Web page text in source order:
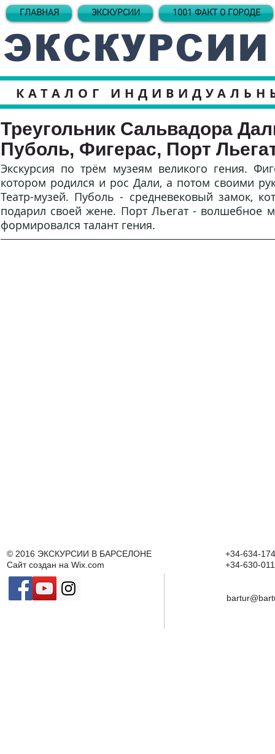
ГЛАВНАЯ ЭКСКУРСИИ 1001 ФАКТ О ГОРОДЕ
КАТАЛОГ
Треугольник Сальвадора
Пуболь, Фигерас, Порт
Экскурсия по трём музеям великого гения.
котором родился и рос Дали, а потом своими
Театр-музей. Пуболь - средневековый замок,
подарил своей жене. Порт Льегат - волшебное
формировался талант гения.
© 2016 ЭКСКУРСИИ В БАРСЕЛОНЕ
Сайт создан на Wix.com
+34-634-
+34-630-